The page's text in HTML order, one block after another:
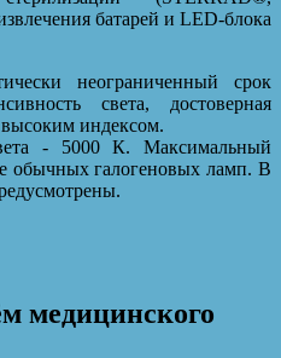
батарей и LED-блока
неограниченный срок
света, достоверная
высоким индексом.
- 5000 К. Максимальный
обычных галогеновых ламп. В
медицинского